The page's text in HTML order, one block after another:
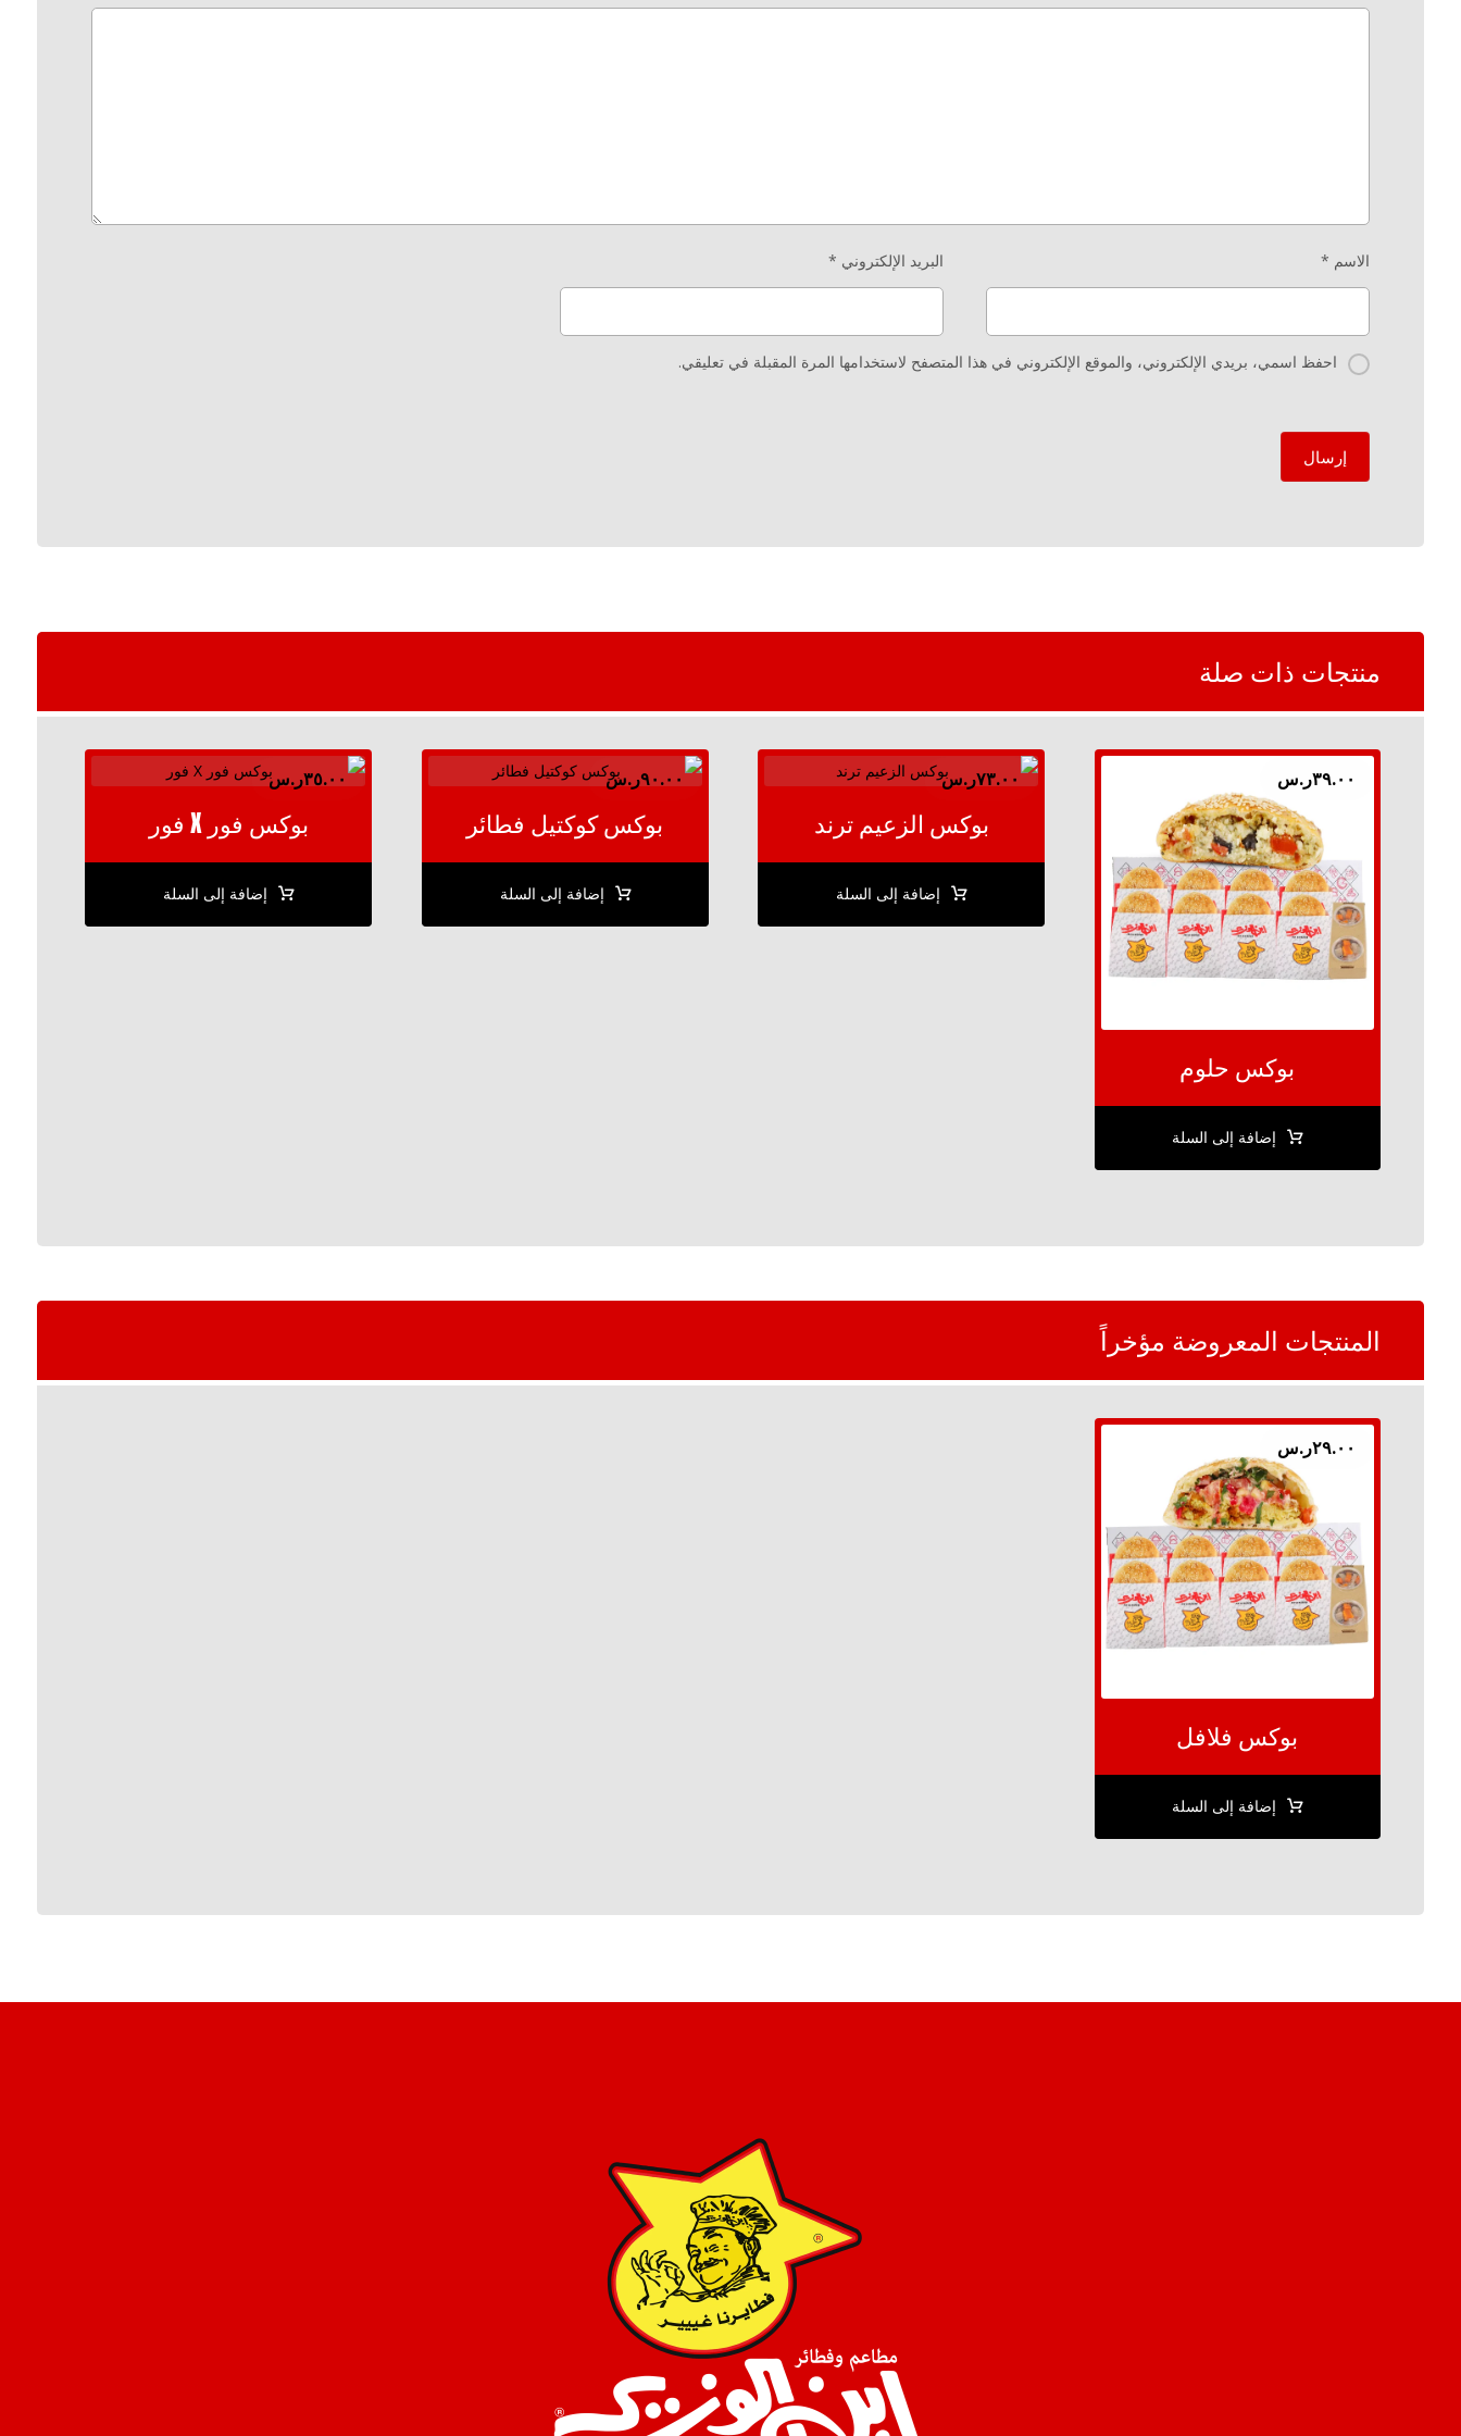
الاسم * البريد الإلكتروني *
احفظ اسمي، بريدي الإلكتروني، والموقع الإلكتروني في هذا المتصفح لاستخدامها المرة المقبلة في تعليقي.
إرسال
منتجات ذات صلة
بوكس حلوم
٣٩.٠٠ر.س
إضافة إلى السلة
بوكس الزعيم ترند
٧٣.٠٠ر.س
إضافة إلى السلة
بوكس كوكتيل فطائر
٩٠.٠٠ر.س
إضافة إلى السلة
بوكس فور X فور
٣٥.٠٠ر.س
إضافة إلى السلة
المنتجات المعروضة مؤخراً
بوكس فلافل
٢٩.٠٠ر.س
إضافة إلى السلة